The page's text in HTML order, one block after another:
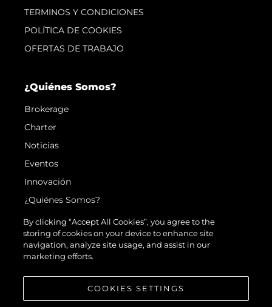
TERMINOS Y CONDICIONES
POLÍTICA DE COOKIES
OFERTAS DE TRABAJO
¿Quiénes Somos?
Brokerage
Charter
Noticias
Eventos
Innovación
¿Quiénes Somos?
El Equipo
Estilo De Vida
Historia
By clicking “Accept All Cookies”, you agree to the
storing of cookies on your device to enhance site
navigation, analyze site usage, and assist in our
marketing efforts.
COOKIES SETTINGS